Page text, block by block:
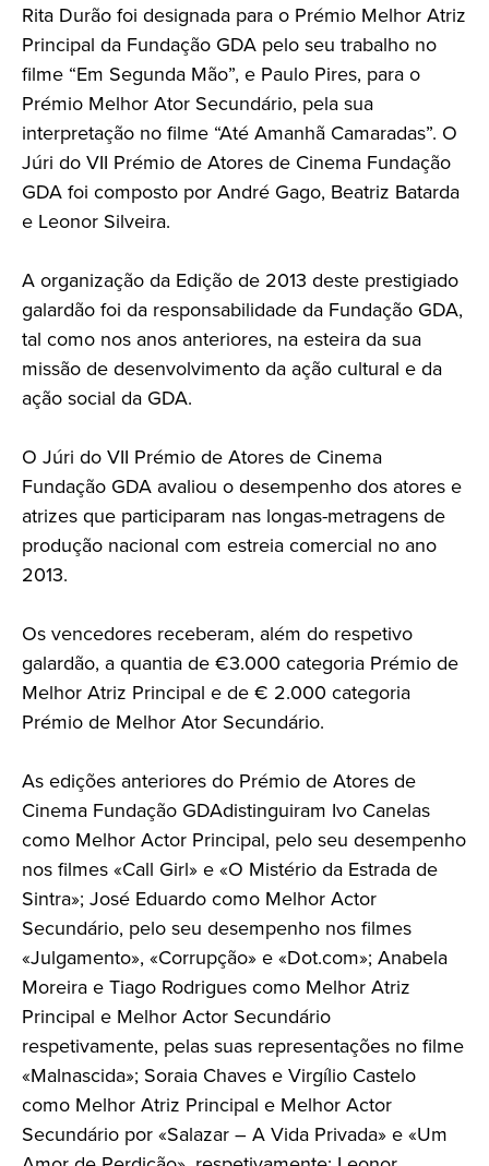
Rita Durão foi designada para o Prémio Melhor Atriz
Principal da Fundação GDA pelo seu trabalho no
filme “Em Segunda Mão”, e Paulo Pires, para o
Prémio Melhor Ator Secundário, pela sua
interpretação no filme “Até Amanhã Camaradas”. O
Júri do VII Prémio de Atores de Cinema Fundação
GDA foi composto por André Gago, Beatriz Batarda
e Leonor Silveira.
A organização da Edição de 2013 deste prestigiado
galardão foi da responsabilidade da Fundação GDA,
tal como nos anos anteriores, na esteira da sua
missão de desenvolvimento da ação cultural e da
ação social da GDA.
O Júri do VII Prémio de Atores de Cinema
Fundação GDA avaliou o desempenho dos atores e
atrizes que participaram nas longas-metragens de
produção nacional com estreia comercial no ano
2013.
Os vencedores receberam, além do respetivo
galardão, a quantia de €3.000 categoria Prémio de
Melhor Atriz Principal e de € 2.000 categoria
Prémio de Melhor Ator Secundário.
As edições anteriores do Prémio de Atores de
Cinema Fundação GDAdistinguiram Ivo Canelas
como Melhor Actor Principal, pelo seu desempenho
nos filmes «Call Girl» e «O Mistério da Estrada de
Sintra»; José Eduardo como Melhor Actor
Secundário, pelo seu desempenho nos filmes
«Julgamento», «Corrupção» e «Dot.com»; Anabela
Moreira e Tiago Rodrigues como Melhor Atriz
Principal e Melhor Actor Secundário
respetivamente, pelas suas representações no filme
«Malnascida»; Soraia Chaves e Virgílio Castelo
como Melhor Atriz Principal e Melhor Actor
Secundário por «Salazar – A Vida Privada» e «Um